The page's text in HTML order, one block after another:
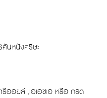
นหนังศรีษะ
รีออยล์ ,เอเอชเอ หรือ กรด